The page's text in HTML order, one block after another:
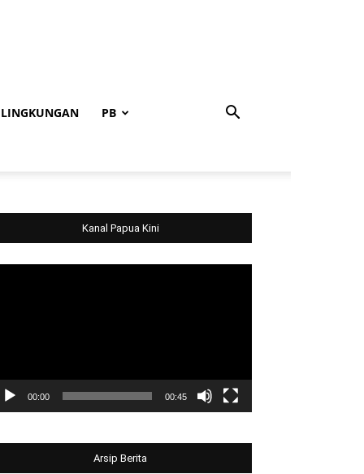
LINGKUNGAN PB
Kanal Papua Kini
00:00 00:45
Arsip Berita